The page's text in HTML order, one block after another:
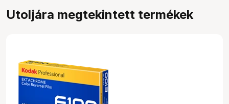
Utoljára megtekintett termékek